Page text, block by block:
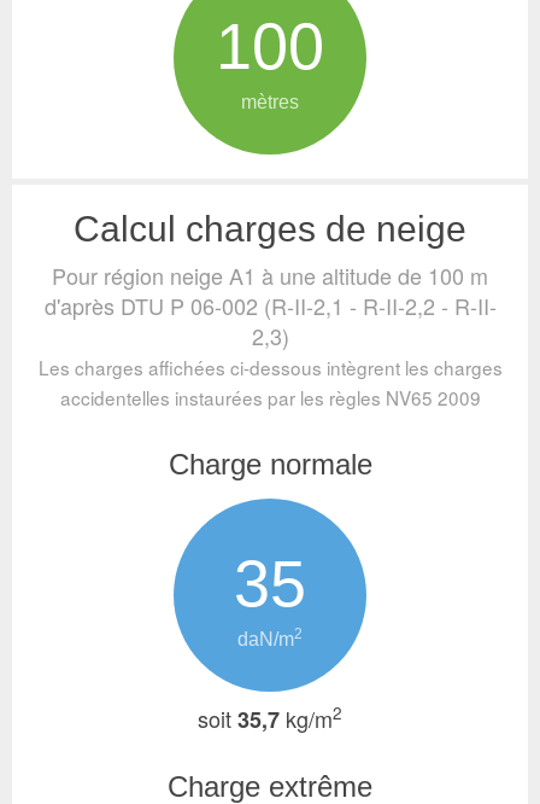
100
mètres
Calcul charges de neige
Pour région neige A1 à une altitude de 100 m
d'après DTU P 06-002 (R-II-2,1 - R-II-2,2 - R-II-
2,3)
Les charges affichées ci-dessous intègrent les charges
accidentelles instaurées par les règles NV65 2009
Charge normale
35
daN/m2
soit35,7 kg/m2
Charge extrême